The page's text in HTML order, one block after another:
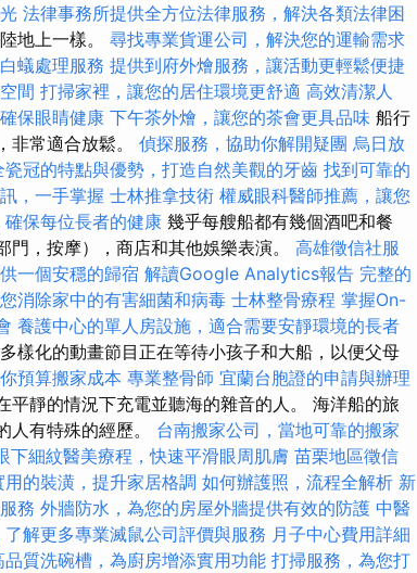
法律事務所提供全方位法律服務，解決各類法律困
地上一樣。 尋找專業貨運公司，解決您的運輸需求
蟻處理服務 提供到府外燴服務，讓活動更輕鬆便捷
間 打掃家裡，讓您的居住環境更舒適 高效清潔人
保眼睛健康 下午茶外燴，讓您的茶會更具品味 船行
非常適合放鬆。 偵探服務，協助你解開疑團 烏日放
瓷冠的特點與優勢，打造自然美觀的牙齒 找到可靠的
，一手掌握 士林推拿技術 權威眼科醫師推薦，讓您
保每位長者的健康 幾乎每艘船都有幾個酒吧和餐
，按摩），商店和其他娛樂表演。 高雄徵信社服
一個安穩的歸宿 解讀Google Analytics報告 完整的
消除家中的有害細菌和病毒 士林整骨療程 掌握On-
養護中心的單人房設施，適合需要安靜環境的長者
樣化的動畫節目正在等待小孩子和大船，以便父母
預算搬家成本 專業整骨師 宜蘭台胞證的申請與辦理
靜的情況下充電並聽海的雜音的人。 海洋船的旅
人有特殊的經歷。 台南搬家公司，當地可靠的搬家
下細紋醫美療程，快速平滑眼周肌膚 苗栗地區徵信
用的裝潢，提升家居格調 如何辦護照，流程全解析 新
務 外牆防水，為您的房屋外牆提供有效的防護 中醫
解更多專業滅鼠公司評價與服務 月子中心費用詳細
品質洗碗槽，為廚房增添實用功能 打掃服務，為您打